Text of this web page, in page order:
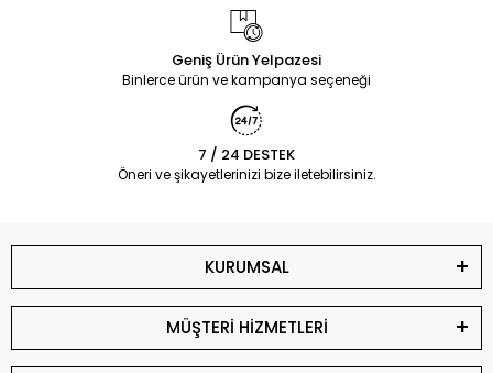
Geniş Ürün Yelpazesi
Binlerce ürün ve kampanya seçeneği
7 / 24 DESTEK
Öneri ve şikayetlerinizi bize iletebilirsiniz.
KURUMSAL
MÜŞTERİ HİZMETLERİ